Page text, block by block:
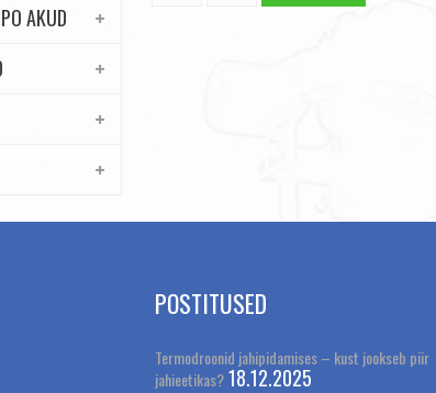
AKUD
POSTITUSED
Termodroonid jahipidamises – kust jookseb piir
jahieetikas? 18.12.2025